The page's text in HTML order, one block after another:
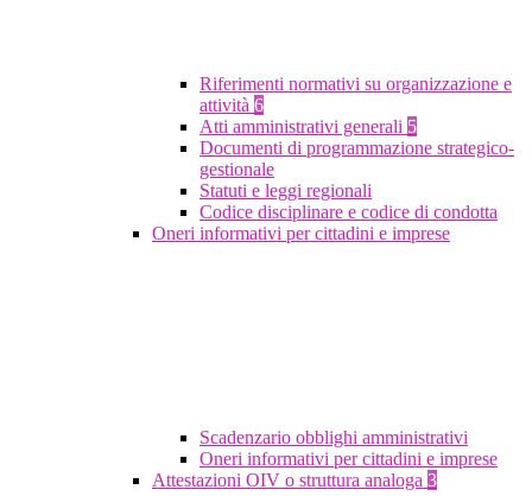
Riferimenti normativi su organizzazione e
attività 6
Atti amministrativi generali 5
Documenti di programmazione strategico-
gestionale
Statuti e leggi regionali
Codice disciplinare e codice di condotta
Oneri informativi per cittadini e imprese
Scadenzario obblighi amministrativi
Oneri informativi per cittadini e imprese
Attestazioni OIV o struttura analoga 3